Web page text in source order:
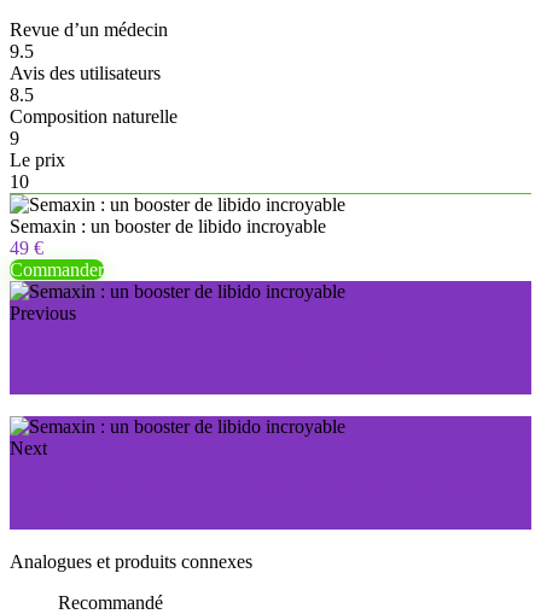
Revue d’un médecin
9.5
Avis des utilisateurs
8.5
Composition naturelle
9
Le prix
10
Semaxin : un booster de libido incroyable
49 €
Commander
Previous
Next
Analogues et produits connexes
Recommandé